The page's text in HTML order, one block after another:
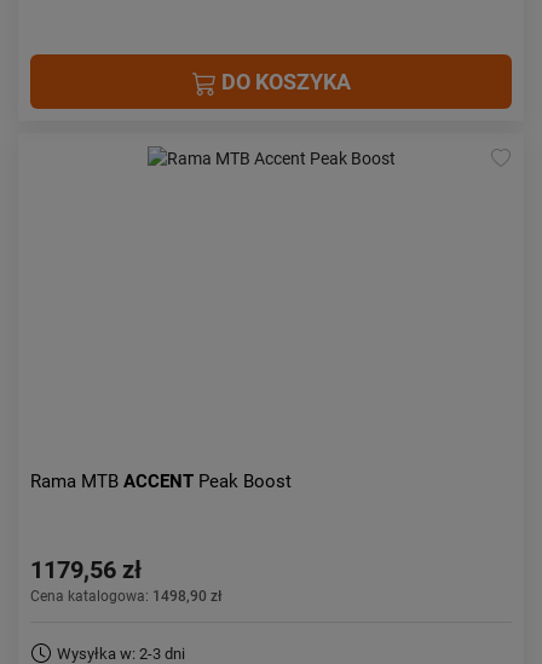
DO KOSZYKA
Rama MTB ACCENT Peak Boost
1179,56 zł
Cena katalogowa: 1498,90 zł
Wysyłka w: 2-3 dni